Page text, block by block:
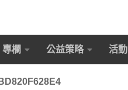
專欄 公益策略 活動